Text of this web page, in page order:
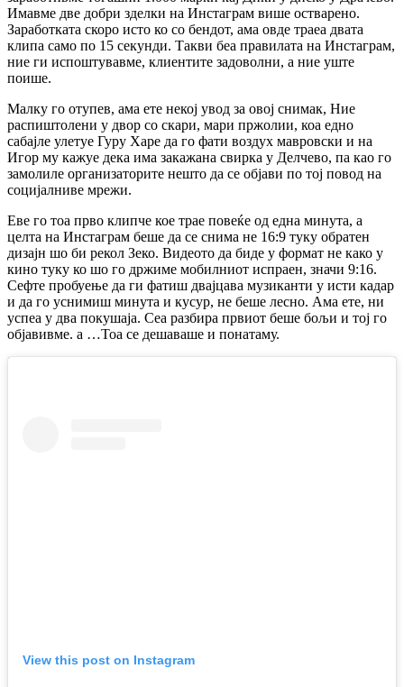
Имавме две добри зделки на Инстаграм више остварено.
Заработката скоро исто ко со бендот, ама овде траеа двата
клипа само по 15 секунди. Такви беа правилата на Инстаграм,
ние ги испоштувавме, клиентите задоволни, а ние уште
поише.
Малку го отупев, ама ете некој увод за овој снимак, Ние
распиштолени у двор со скари, мари пржолии, коа едно
сабајле улетуе Гуру Харе да го фати воздух мавровски и на
Игор му кажуе дека има закажана свирка у Делчево, па као го
замолиле организаторите нешто да се објави по тој повод на
социјалниве мрежи.
Еве го тоа прво клипче кое трае повеќе од една минута, а
целта на Инстаграм беше да се снима не 16:9 туку обратен
дизајн шо би рекол Зеко. Видеото да биде у формат не како у
кино туку ко шо го држиме мобилниот испраен, значи 9:16.
Сефте пробуење да ги фатиш двајцава музиканти у исти кадар
и да го уснимиш минута и кусур, не беше лесно. Ама ете, ни
успеа у два покушаја. Сеа разбира првиот беше бољи и тој го
објавивме. а …Тоа се дешаваше и понатаму.
View this post on Instagram